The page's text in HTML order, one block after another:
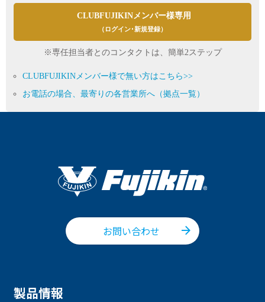
CLUBFUJIKINメンバー様専用
（ログイン･新規登録）
※専任担当者とのコンタクトは、簡単2ステップ
CLUBFUJIKINメンバー様で無い方はこちら>>
お電話の場合、最寄りの各営業所へ（拠点一覧）
お問い合わせ
製品情報